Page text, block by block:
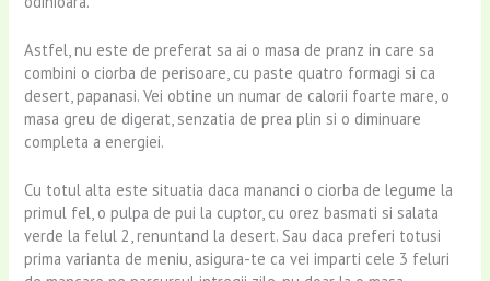
Astfel, nu este de preferat sa ai o masa de pranz in care sa
combini o ciorba de perisoare, cu paste quatro formagi si ca
desert, papanasi. Vei obtine un numar de calorii foarte mare, o
masa greu de digerat, senzatia de prea plin si o diminuare
completa a energiei.
Cu totul alta este situatia daca mananci o ciorba de legume la
primul fel, o pulpa de pui la cuptor, cu orez basmati si salata
verde la felul 2, renuntand la desert. Sau daca preferi totusi
prima varianta de meniu, asigura-te ca vei imparti cele 3 feluri